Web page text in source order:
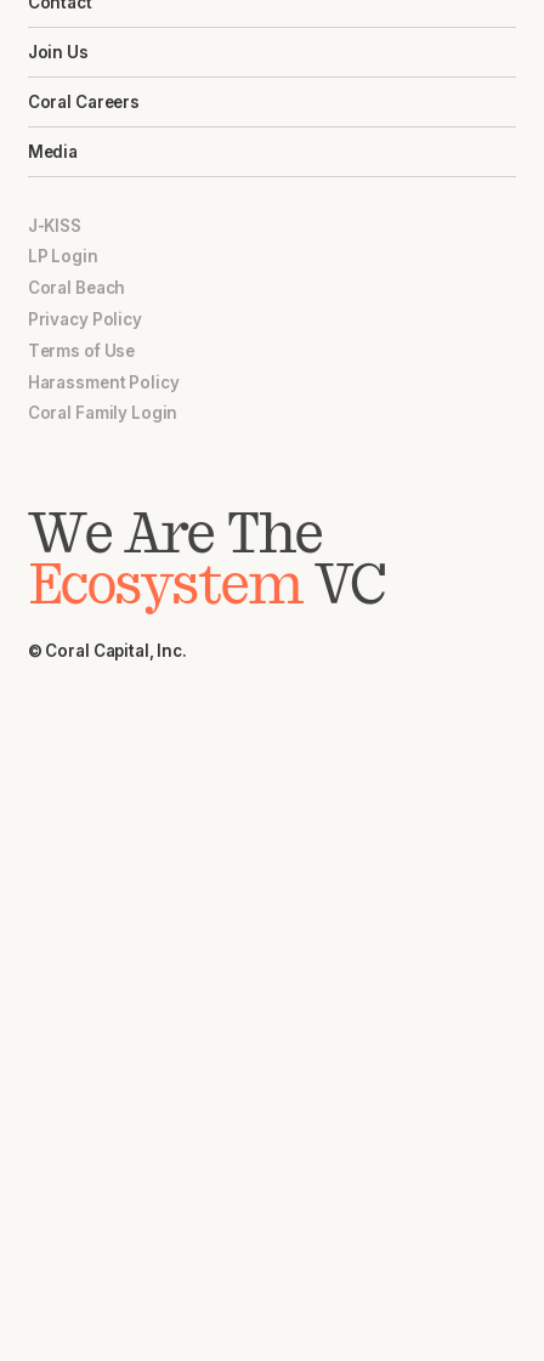
Join Us
Coral Careers
Media
J-KISS
LP Login
Coral Beach
Privacy Policy
Terms of Use
Harassment Policy
Coral Family Login
We Are The
EcosystemVC
© Coral Capital, Inc.